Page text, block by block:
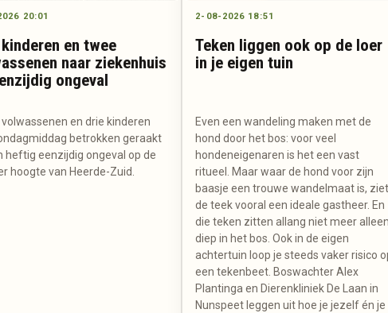
20:01
en twee
naar ziekenhuis
ongeval
en drie kinderen
betrokken geraakt
heftig eenzijdig ongeval op de
hoogte van Heerde-Zuid.
2-08-2026 18:51
Teken liggen ook op de loer
in je eigen tuin
Even een wandeling maken met de
hond door het bos: voor veel
hondeneigenaren is het een vast
ritueel. Maar waar de hond voor zijn
baasje een trouwe wandelmaat is,
de teek vooral een ideale gastheer. En
die teken zitten allang niet meer
diep in het bos. Ook in de eigen
achtertuin loop je steeds vaker risico
een tekenbeet. Boswachter Alex
Plantinga en Dierenkliniek De Laan in
Nunspeet leggen uit hoe je jezelf én je